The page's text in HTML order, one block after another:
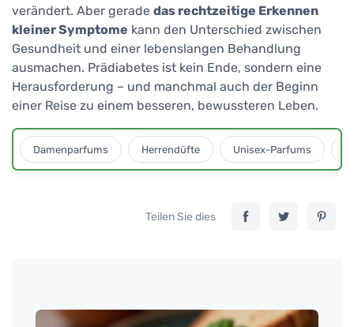
verändert. Aber gerade das rechtzeitige Erkennen
kleiner Symptome kann den Unterschied zwischen
Gesundheit und einer lebenslangen Behandlung
ausmachen. Prädiabetes ist kein Ende, sondern eine
Herausforderung – und manchmal auch der Beginn
einer Reise zu einem besseren, bewussteren Leben.
Damenparfums Herrendüfte Unisex-Parfums
Teilen Sie dies